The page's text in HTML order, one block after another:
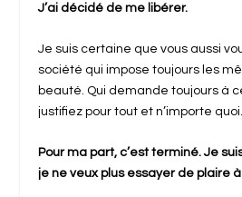
J’ai décidé de me libérer.
Je suis certaine que vous aussi
société qui impose toujours les
beauté. Qui demande toujours à
justifiez pour tout et n’importe quoi.
Pour ma part, c’est terminé. Je
je ne veux plus essayer de plaire